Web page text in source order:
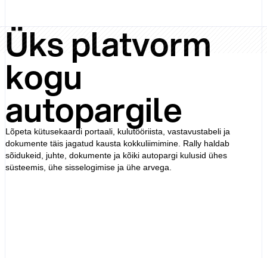
Üks platvorm
kogu
autopargile
Lõpeta kütusekaardi portaali, kulutööriista, vastavustabeli ja
dokumente täis jagatud kausta kokkuliimimine. Rally haldab
sõidukeid, juhte, dokumente ja kõiki autopargi kulusid ühes
süsteemis, ühe sisselogimise ja ühe arvega.